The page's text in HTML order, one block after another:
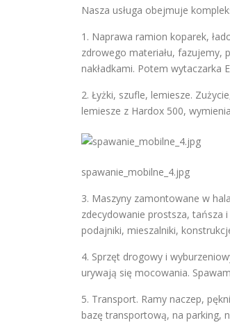
Nasza usługa obejmuje
1. Naprawa ramion koparek,
zdrowego materiału, fazujemy,
nakładkami. Potem wytaczarka
2. Łyżki, szufle, lemiesze.
lemiesze z Hardox 500,
spawanie_mobilne_4.jpg
3. Maszyny zamontowane w
zdecydowanie prostsza, tańsza
podajniki, mieszalniki,
4. Sprzęt drogowy i
urywają się mocowania.
5. Transport. Ramy naczep,
bazę transportową, na parking,